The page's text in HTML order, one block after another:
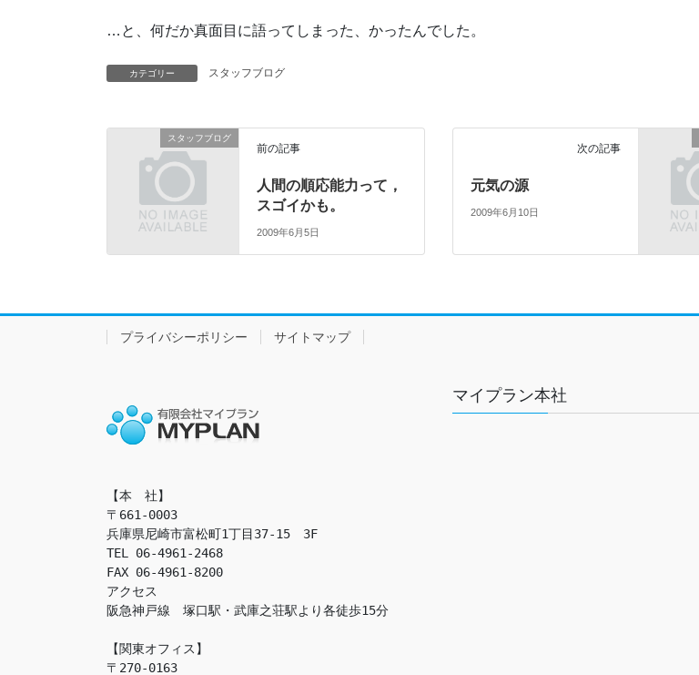
…と、何だか真面目に語ってしまった、かったんでした。
カテゴリー スタッフブログ
スタッフブログ
前の記事
人間の順応能力って，
スゴイかも。
2009年6月5日
次の記事
元気の源
2009年6月10日
プライバシーポリシー サイトマップ
【本　社】
〒661-0003
兵庫県尼崎市富松町1丁目37-15　3F
TEL 06-4961-2468
FAX 06-4961-8200
アクセス
阪急神戸線　塚口駅・武庫之荘駅より各徒歩15分
【関東オフィス】
〒270-0163
マイプラン本社